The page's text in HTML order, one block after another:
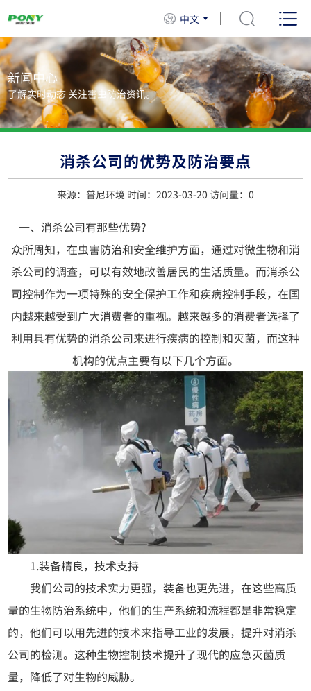
中文
新闻中心
了解实时动态 关注害虫防治资讯。
消杀公司的优势及防治要点
来源：普尼环境 时间：2023-03-20 访问量： 0
一、消杀公司有那些优势?
众所周知，在虫害防治和安全维护方面，通过对微生物和消
杀公司的调查，可以有效地改善居民的生活质量。而消杀公
司控制作为一项特殊的安全保护工作和疾病控制手段，在国
内越来越受到广大消费者的重视。越来越多的消费者选择了
利用具有优势的消杀公司来进行疾病的控制和灭菌，而这种
机构的优点主要有以下几个方面。
1.装备精良，技术支持
我们公司的技术实力更强，装备也更先进，在这些高质
量的生物防治系统中，他们的生产系统和流程都是非常稳定
的，他们可以用先进的技术来指导工业的发展，提升对消杀
公司的检测。这种生物控制技术提升了现代的应急灭菌质
量，降低了对生物的威胁。